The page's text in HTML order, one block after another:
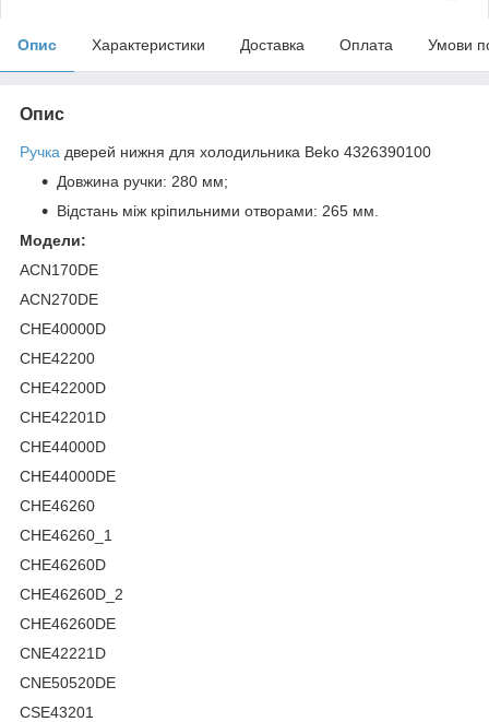
Опис Характеристики Доставка Оплата Умови
Опис
Ручка дверей нижня для холодильника Beko 4326390100
Довжина ручки: 280 мм;
Відстань між кріпильними отворами: 265 мм.
Модели:
ACN170DE
ACN270DE
CHE40000D
CHE42200
CHE42200D
CHE42201D
CHE44000D
CHE44000DE
CHE46260
CHE46260_1
CHE46260D
CHE46260D_2
CHE46260DE
CNE42221D
CNE50520DE
CSE43201